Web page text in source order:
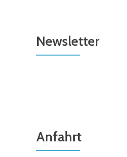
Newsletter
Anfahrt